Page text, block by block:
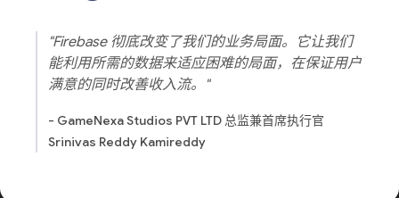
"Firebase 彻底改变了我们的业务局面。它让我们
能利用所需的数据来适应困难的局面，在保证用户
满意的同时改善收入流。"
- GameNexa Studios PVT LTD 总监兼首席执行官
Srinivas Reddy Kamireddy